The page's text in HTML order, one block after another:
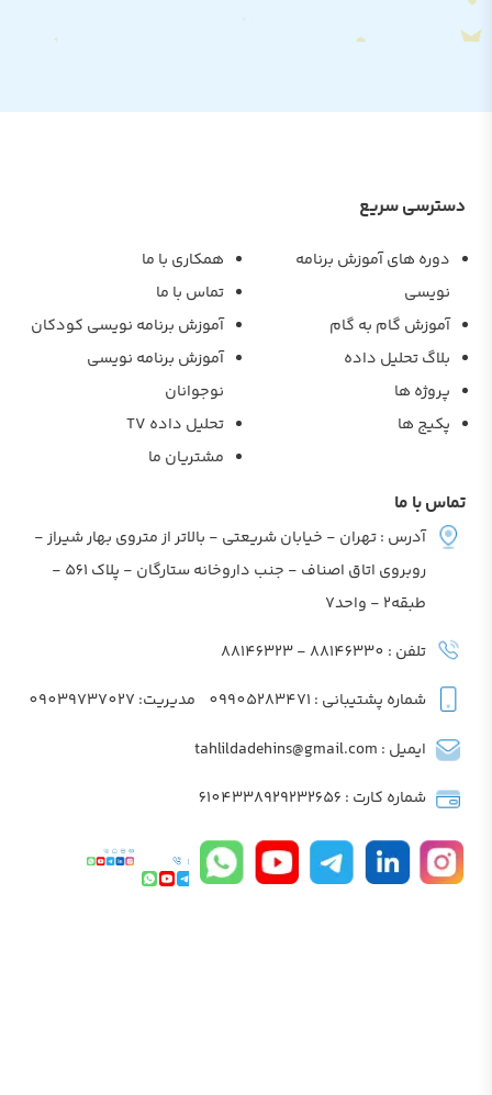
دسترسی سریع
دوره های آموزش برنامه
نویسی
آموزش گام به گام
بلاگ تحلیل داده
پروژه ها
پکیج ها
همکاری با ما
تماس با ما
آموزش برنامه نویسی کودکان
آموزش برنامه نویسی
نوجوانان
تحلیل داده TV
مشتریان ما
تماس با ما
آدرس : تهران - خیابان شریعتی - بالاتر از متروی بهار شیراز -
روبروی اتاق اصناف - جنب داروخانه ستارگان - پلاک 561 -
طبقه2 - واحد7
تلفن : 88146330 - 88146323
شماره پشتیبانی : 09905283471 مدیریت: 09039737027
ایمیل : tahlildadehins@gmail.com
شماره کارت : 6104338929232656